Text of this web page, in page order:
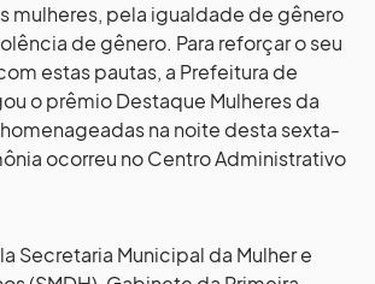
mulheres, pela igualdade de gênero
de gênero. Para reforçar o seu
estas pautas, a Prefeitura de
o prêmio Destaque Mulheres da
na noite desta sexta-
ocorreu no Centro Administrativo
Secretaria Municipal da Mulher e